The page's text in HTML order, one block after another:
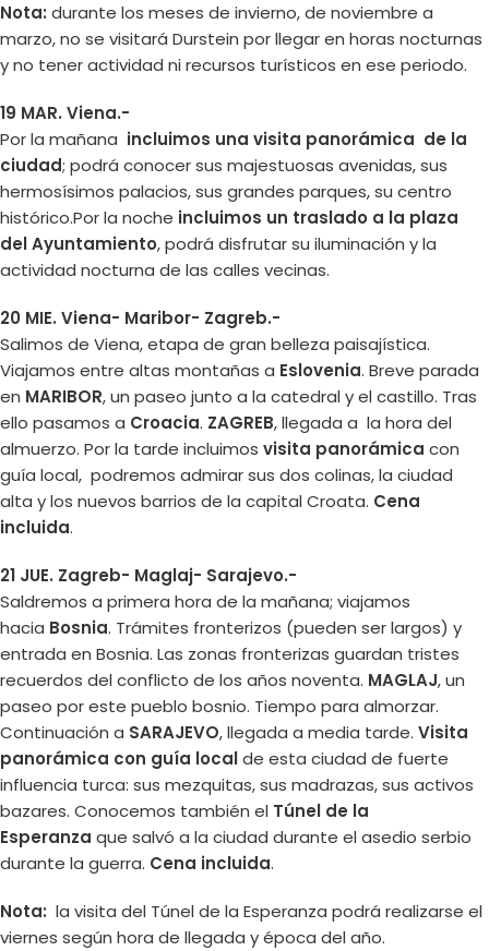
Nota: durante los meses de invierno, de noviembre a
marzo, no se visitará Durstein por llegar en horas nocturnas
y no tener actividad ni recursos turísticos en ese periodo.
19 MAR. Viena.-
Por la mañana incluimos una visita panorámica de la
ciudad; podrá conocer sus majestuosas avenidas, sus
hermosísimos palacios, sus grandes parques, su centro
histórico.Por la noche incluimos un traslado a la plaza
del Ayuntamiento, podrá disfrutar su iluminación y la
actividad nocturna de las calles vecinas.
20 MIE. Viena- Maribor- Zagreb.-
Salimos de Viena, etapa de gran belleza paisajística.
Viajamos entre altas montañas a Eslovenia. Breve parada
en MARIBOR, un paseo junto a la catedral y el castillo. Tras
ello pasamos a Croacia. ZAGREB, llegada a la hora del
almuerzo. Por la tarde incluimos visita panorámica con
guía local, podremos admirar sus dos colinas, la ciudad
alta y los nuevos barrios de la capital Croata. Cena
incluida.
21 JUE. Zagreb- Maglaj- Sarajevo.-
Saldremos a primera hora de la mañana; viajamos
hacia Bosnia. Trámites fronterizos (pueden ser largos) y
entrada en Bosnia. Las zonas fronterizas guardan tristes
recuerdos del conflicto de los años noventa. MAGLAJ, un
paseo por este pueblo bosnio. Tiempo para almorzar.
Continuación a SARAJEVO, llegada a media tarde. Visita
panorámica con guía localde esta ciudad de fuerte
influencia turca: sus mezquitas, sus madrazas, sus activos
bazares. Conocemos también el Túnel de la
Esperanza que salvó a la ciudad durante el asedio serbio
durante la guerra. Cena incluida.
Nota: la visita del Túnel de la Esperanza podrá realizarse el
viernes según hora de llegada y época del año.